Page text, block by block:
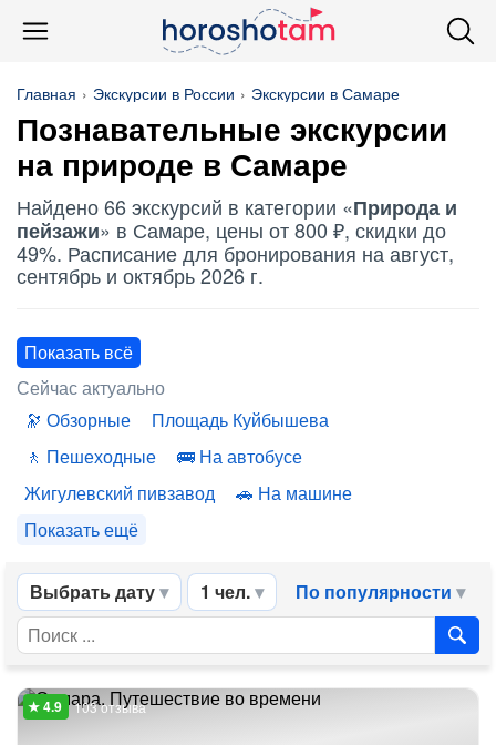
Главная Экскурсии в России Экскурсии в Самаре
Познавательные экскурсии
на природе в Самаре
Найдено 66 экскурсий в категории «Природа и
пейзажи» в Самаре, цены от 800 ₽, скидки до
49%. Расписание для бронирования на август,
сентябрь и октябрь 2026 г.
Показать всё
Сейчас актуально
Обзорные
Площадь Куйбышева
Пешеходные
На автобусе
Жигулевский пивзавод
На машине
Показать ещё
Выбрать дату 1 чел. По популярности
103 отзыва